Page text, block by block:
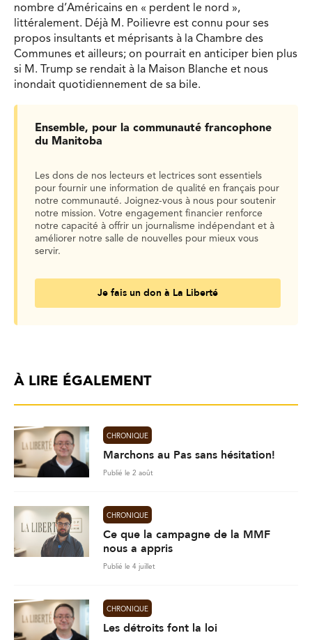
nombre d’Américains en « perdent le nord »,
littéralement. Déjà M. Poilievre est connu pour ses
propos insultants et méprisants à la Chambre des
Communes et ailleurs; on pourrait en anticiper bien plus
si M. Trump se rendait à la Maison Blanche et nous
inondait quotidiennement de sa bile.
Ensemble, pour la communauté francophone
du Manitoba
Les dons de nos lecteurs et lectrices sont essentiels
pour fournir une information de qualité en français pour
notre communauté. Joignez-vous à nous pour soutenir
notre mission. Votre engagement financier renforce
notre capacité à offrir un journalisme indépendant et à
améliorer notre salle de nouvelles pour mieux vous
servir.
Je fais un don à La Liberté
À LIRE ÉGALEMENT
CHRONIQUE
Marchons au Pas sans hésitation!
Publié le 2 août
CHRONIQUE
Ce que la campagne de la MMF
nous a appris
Publié le 4 juillet
CHRONIQUE
Les détroits font la loi